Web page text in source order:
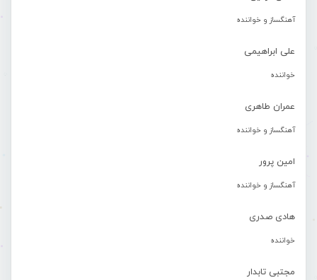
آهنگساز و خواننده
علی ابراهیمی
خواننده
عمران طاهری
آهنگساز و خواننده
امین پرور
آهنگساز و خواننده
هادی صدری
خواننده
مجتبی تابدار